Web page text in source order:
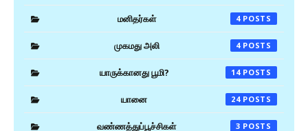
மனிதர்கள் 4
முகமது அலி 4
யாருக்கானது பூமி? 14
யானை 24
வண்ணத்துப்பூச்சிகள் 3